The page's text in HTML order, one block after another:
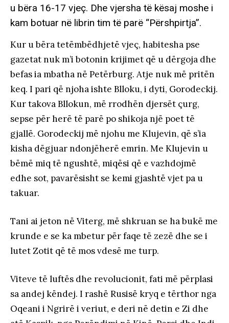
u bëra 16-17 vjeç. Dhe vjersha të kësaj moshe i
kam botuar në librin tim të parë “Përshpirtja”.
Kur u bëra tetëmbëdhjetë vjeç, habitesha pse
gazetat nuk m’i botonin krijimet që u dërgoja dhe
befas ia mbatha në Petërburg. Atje nuk më pritën
keq. I pari që njoha ishte Blloku, i dyti, Gorodeckij.
Kur takova Bllokun, më rrodhën djersët çurg,
sepse për herë të parë po shikoja një poet të
gjallë. Gorodeckij më njohu me Klujevin, që s’ia
kisha dëgjuar ndonjëherë emrin. Me Klujevin u
bëmë miq të ngushtë, miqësi që e vazhdojmë
edhe sot, pavarësisht se kemi gjashtë vjet pa u
takuar.
Tani ai jeton në Viterg, më shkruan se ha bukë me
krunde e se ka mbetur për faqe të zezë dhe se i
lutet Zotit që të mos vdesë me turp.
Viteve të luftës dhe revolucionit, fati më përplasi
sa andej këndej. I rashë Rusisë kryq e tërthor nga
Oqeani i Ngrirë i veriut, e deri në detin e Zi dhe